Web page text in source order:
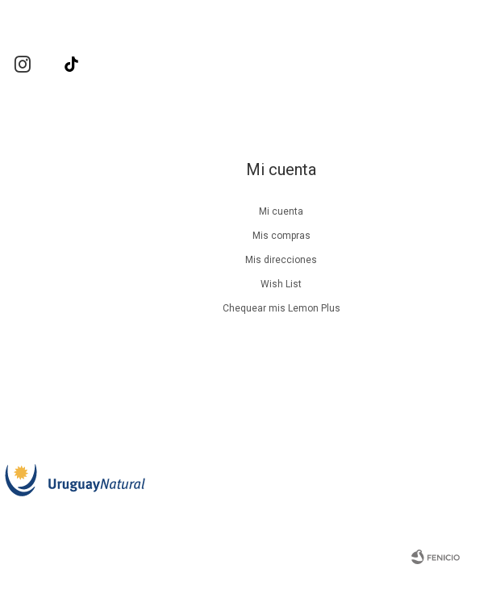
Mi cuenta
Mi cuenta
Mis compras
Mis direcciones
Wish List
Chequear mis Lemon Plus
